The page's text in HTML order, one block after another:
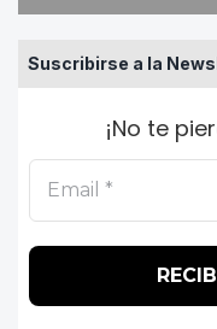
Suscribirse a la
¡No te